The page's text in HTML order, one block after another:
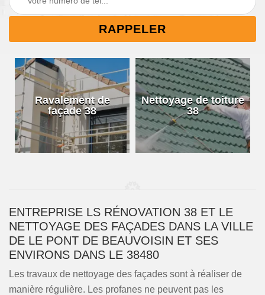
Ravalement de
façade 38
Nettoyage de toiture
38
ENTREPRISE LS RÉNOVATION 38 ET LE
NETTOYAGE DES FAÇADES DANS LA VILLE
DE LE PONT DE BEAUVOISIN ET SES
ENVIRONS DANS LE 38480
Les travaux de nettoyage des façades sont à réaliser de
manière régulière. Les profanes ne peuvent pas les